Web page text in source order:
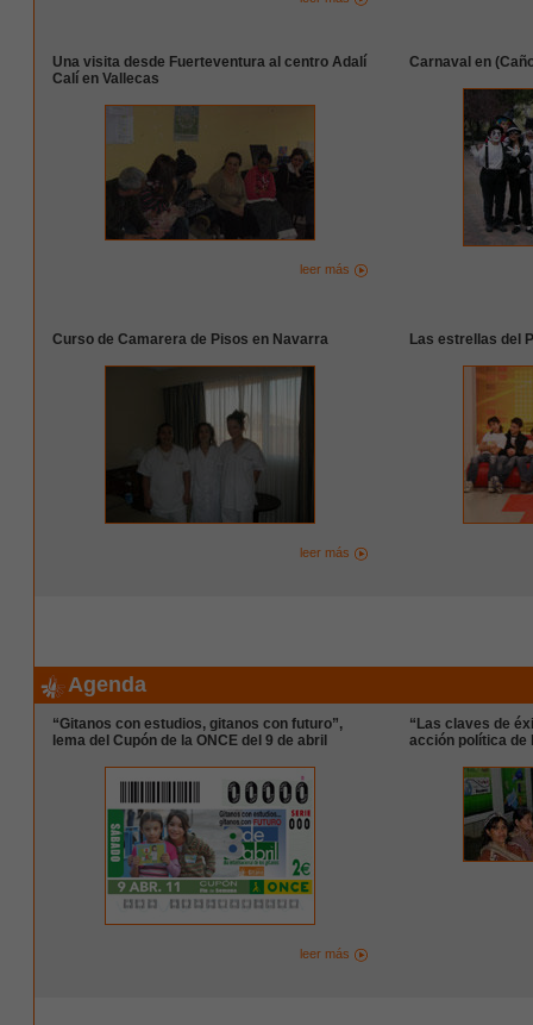
Una visita desde Fuerteventura al centro Adalí
Calí en Vallecas
leer más
Carnaval en
Curso de Camarera de Pisos en Navarra
leer más
Las estrellas del
Agenda
“Gitanos con estudios, gitanos con futuro”,
lema del Cupón de la ONCE del 9 de abril
leer más
“Las claves de
acción política de